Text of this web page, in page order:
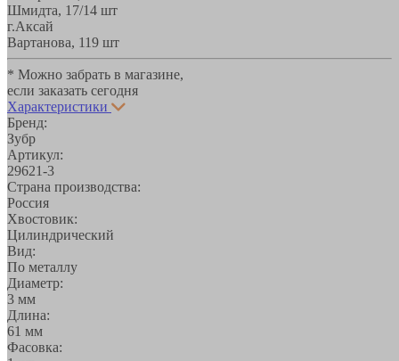
Шмидта, 17/14 шт
г.Аксай
Вартанова, 119 шт
* Можно забрать в магазине,
если заказать сегодня
Характеристики
Бренд:
Зубр
Артикул:
29621-3
Страна производства:
Россия
Хвостовик:
Цилиндрический
Вид:
По металлу
Диаметр:
3 мм
Длина:
61 мм
Фасовка: